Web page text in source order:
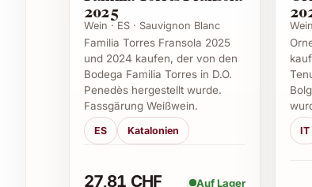
Weihnachts- und Silvesterfeste
Sommerfeste und Grillpartys
Business-Events und
Einladungen zum Essen oder
FAQ zum Martín Códax Con da
Was macht den Martín Códax Con da
2025
Wein · ES · Sauvignon Blanc
Familia Torres Fransola 2025
und 2024 kaufen, der von den
Bodega Familia Torres in D.O.
Penedès hergestellt wurde.
Fassgärung Weißwein.
ES Katalonien
27,81 CHF Auf Lager
IT